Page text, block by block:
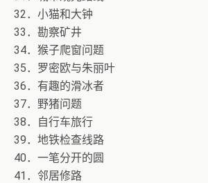
32．小猫和大钟
33．勘察矿井
34．猴子爬窗问题
35．罗密欧与朱丽叶
36．有趣的滑冰者
37．野猪问题
38．自行车旅行
39．地铁检查线路
40．一笔分开的圆
41．邻居修路